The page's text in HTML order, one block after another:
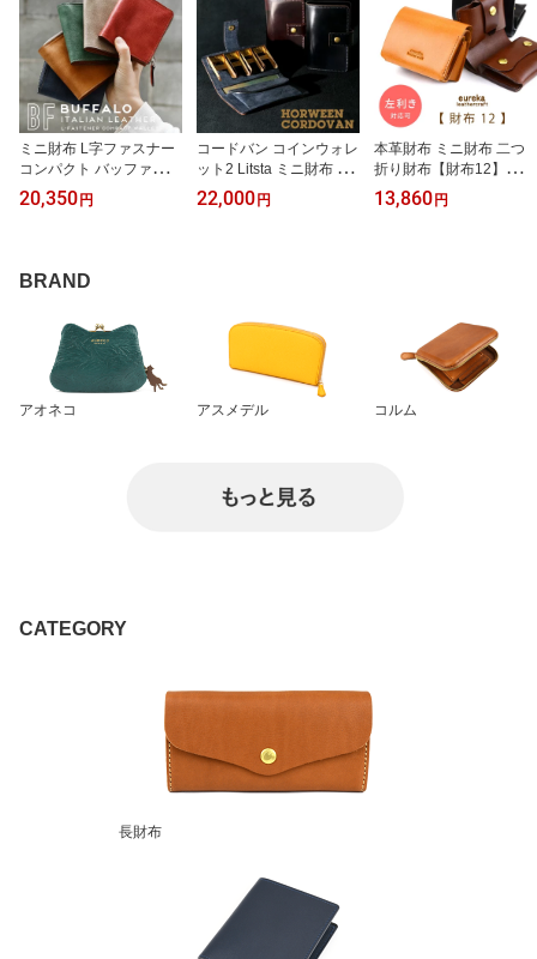
ン/緑/パープル/紫 送料無
Craig 送料無料
ミニ財布 L字ファスナー
コンパクト バッファロー
イタリアンレザー 日本製
TRIALOGUE STUDIO 本
ディオ ストゥディオ BF
牛革 ホワイトワックス Y
緑 L字のショート Lファ
ス 送料無料
20,350 円
コードバン コインウォレ
ット2 Litsta ミニ財布 日
本製 本革 レザー メンズ
財布 送料無料 ホーウィ
レゼント ギフト ブラッ
ク/バーガンディー/ネイ
22,000 円
本革財布 ミニ財布 二つ
折り財布【財布12】左利
き対応可 日本製 ヌメ革 e
ureka leathercraft ユリカ
キャメル/ブラウン/ブラ
ック
13,860 円
BRAND
アオネコ アスメデル コルム
CATEGORY
長財布